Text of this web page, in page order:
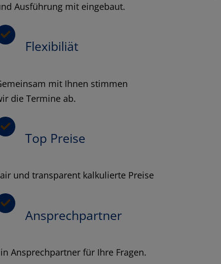
Ausführung mit eingebaut.
Flexibiliät
mit Ihnen stimmen
die Termine ab.
Top Preise
und transparent kalkulierte Preise
Ansprechpartner
Ansprechpartner für Ihre Fragen.